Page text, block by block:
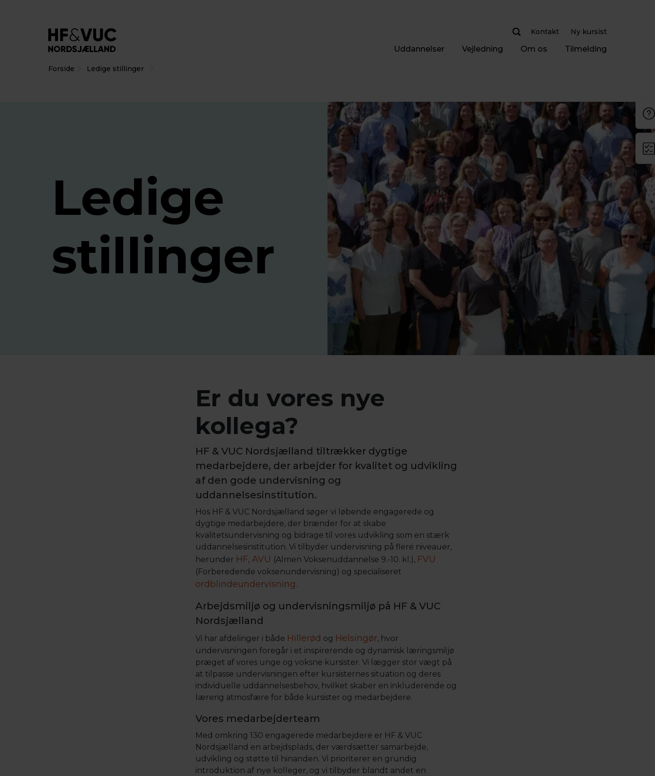
Kontakt Ny kursist
Uddannelser Vejledning Om os Tilmelding
Forside Ledige stillinger
Ledige
stillinger
Er du vores nye
kollega?
HF & VUC Nordsjælland tiltrækker dygtige
medarbejdere, der arbejder for kvalitet og udvikling
af den gode undervisning og
uddannelsesinstitution.
Hos HF & VUC Nordsjælland søger vi løbende engagerede og
dygtige medarbejdere, der brænder for at skabe
kvalitetsundervisning og bidrage til vores udvikling som en stærk
uddannelsesinstitution. Vi tilbyder undervisning på flere niveauer,
herunder HF,AVU (Almen Voksenuddannelse 9.-10. kl.), FVU
(Forberedende voksenundervisning) og specialiseret
ordblindeundervisning.
Arbejdsmiljø og undervisningsmiljø på HF & VUC
Nordsjælland
Vi har afdelinger i både Hillerød og Helsingør, hvor
undervisningen foregår i et inspirerende og dynamisk læringsmiljø
præget af vores unge og voksne kursister. Vi lægger stor vægt på
at tilpasse undervisningen efter kursisternes situation og deres
individuelle uddannelsesbehov, hvilket skaber en inkluderende og
lærerig atmosfære for både kursister og medarbejdere.
Vores medarbejderteam
Med omkring 130 engagerede medarbejdere er HF & VUC
Nordsjælland en arbejdsplads, der værdsætter samarbejde,
udvikling og støtte til hinanden. Vi prioriterer en grundig
introduktion af nye kolleger, og vi tilbyder blandt andet en